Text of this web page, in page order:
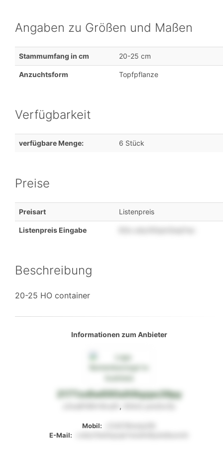
Angaben zu Größen und Maßen
Stammumfang in cm 20-25 cm
Anzuchtsform Topfpflanze
Verfügbarkeit
verfügbare Menge: 6 Stück
Preise
Preisart Listenpreis
Listenpreis Eingabe
Beschreibung
20-25 HO container
Informationen zum Anbieter
2177zx8w690sllt9qzps39py
,
Mobil:
E-Mail: